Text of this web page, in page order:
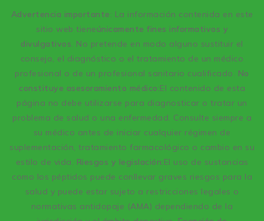
Advertencia importante: La información contenida en este
sitio web tieneúnicamente fines informativos y
divulgativos. No pretende en modo alguno sustituir el
consejo, el diagnóstico o el tratamiento de un médico
profesional o de un profesional sanitario cualificado. No
constituye asesoramiento médico:El contenido de esta
página no debe utilizarse para diagnosticar o tratar un
problema de salud o una enfermedad. Consulte siempre a
su médico antes de iniciar cualquier régimen de
suplementación, tratamiento farmacológico o cambio en su
estilo de vida. Riesgos y legislación:El uso de sustancias
como los péptidos puede conllevar graves riesgos para la
salud y puede estar sujeto a restricciones legales o
normativas antidopaje (AMA) dependiendo de la